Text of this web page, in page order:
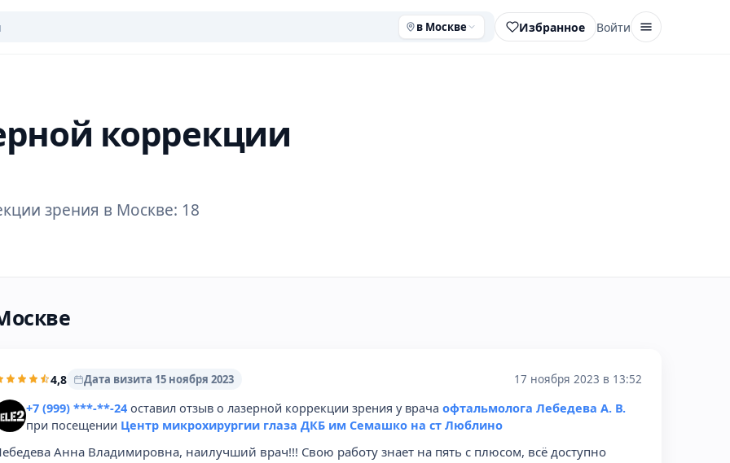
в Москве Избранное Войти
коррекции
зрения в Москве: 18
4,8 Дата визита 15 ноября 2023 17 ноября 2023 в 13:52
+7 (999) ***-**-24 оставил отзыв о лазерной коррекции зрения у врача офтальмолога Лебедева А. В.
при посещении Центр микрохирургии глаза ДКБ им Семашко на ст Люблино
Анна Владимировна, наилучший врач!!! Свою работу знает на пять с плюсом, всё доступно